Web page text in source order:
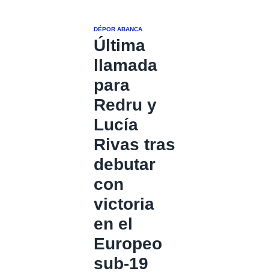
DÉPOR ABANCA
Última
llamada
para
Redru y
Lucía
Rivas tras
debutar
con
victoria
en el
Europeo
sub-19